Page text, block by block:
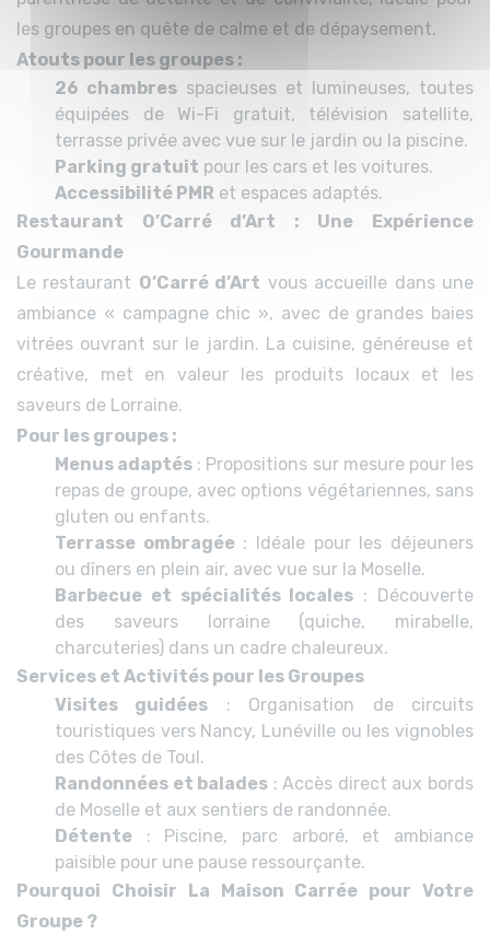
les groupes en quête de calme et de dépaysement.
Atouts pour les groupes :
26 chambres spacieuses et lumineuses, toutes
équipées de Wi-Fi gratuit, télévision satellite,
terrasse privée avec vue sur le jardin ou la piscine.
Parking gratuit pour les cars et les voitures.
Accessibilité PMR et espaces adaptés.
Restaurant O’Carré d’Art : Une Expérience
Gourmande
Le restaurant O’Carré d’Art vous accueille dans une
ambiance « campagne chic », avec de grandes baies
vitrées ouvrant sur le jardin. La cuisine, généreuse et
créative, met en valeur les produits locaux et les
saveurs de Lorraine.
Pour les groupes :
Menus adaptés : Propositions sur mesure pour les
repas de groupe, avec options végétariennes, sans
gluten ou enfants.
Terrasse ombragée: Idéale pour les déjeuners
ou dîners en plein air, avec vue sur la Moselle.
Barbecue et spécialités locales : Découverte
des saveurs lorraine (quiche, mirabelle,
charcuteries) dans un cadre chaleureux.
Services et Activités pour les Groupes
Visites guidées : Organisation de circuits
touristiques vers Nancy, Lunéville ou les vignobles
des Côtes de Toul.
Randonnées et balades : Accès direct aux bords
de Moselle et aux sentiers de randonnée.
Détente : Piscine, parc arboré, et ambiance
paisible pour une pause ressourçante.
Pourquoi Choisir La Maison Carrée pour Votre
Groupe ?